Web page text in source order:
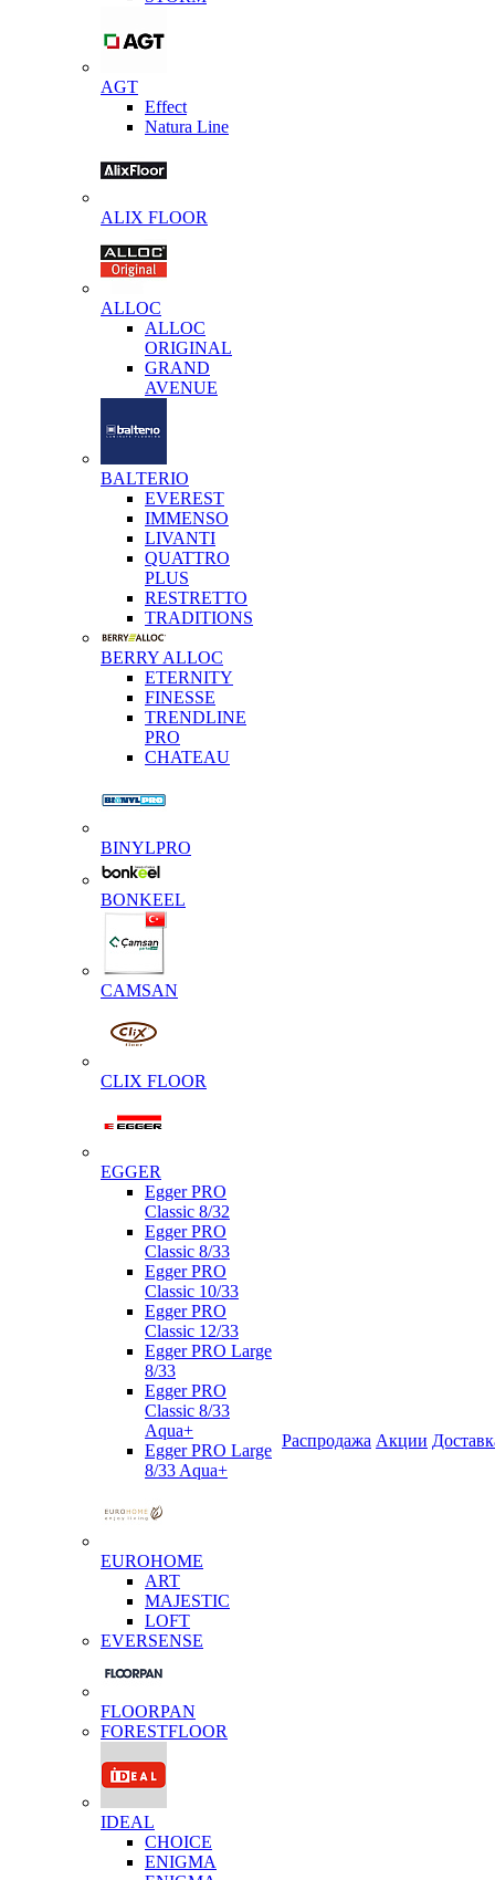
AGT
Effect
Natura Line
ALIX FLOOR
ALLOC
ALLOC
ORIGINAL
GRAND
AVENUE
BALTERIO
EVEREST
IMMENSO
LIVANTI
QUATTRO
PLUS
RESTRETTO
TRADITIONS
BERRY ALLOC
ETERNITY
FINESSE
TRENDLINE
PRO
CHATEAU
BINYLPRO
BONKEEL
CAMSAN
CLIX FLOOR
EGGER
Egger PRO
Classic 8/32
Egger PRO
Classic 8/33
Egger PRO
Classic 10/33
Egger PRO
Classic 12/33
Egger PRO Large
8/33
Egger PRO
Classic 8/33
Aqua+
Egger PRO Large
8/33 Aqua+
EUROHOME
ART
MAJESTIC
LOFT
EVERSENSE
FLOORPAN
FORESTFLOOR
IDEAL
CHOICE
ENIGMA
Распродажа Акции